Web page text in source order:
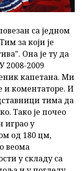
са једном
за који је
Она је ту да
2008-2009
капетана. Ми
и коментаторе. И
тима да
Тако је почео
играо у
од 180 цм,
веома
у складу са